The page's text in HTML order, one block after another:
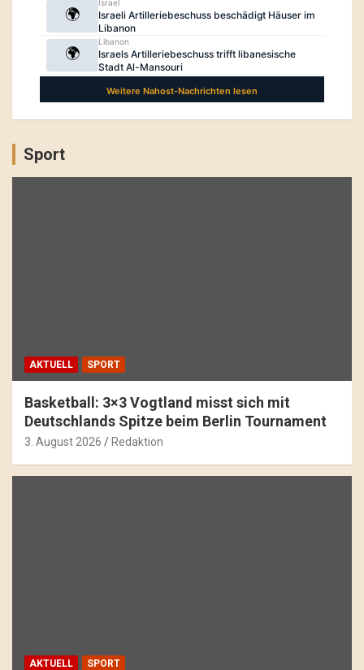
Sport
AKTUELL SPORT
Basketball: 3×3 Vogtland misst sich mit
Deutschlands Spitze beim Berlin Tournament
3. August 2026 Redaktion
AKTUELL SPORT